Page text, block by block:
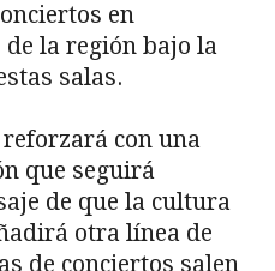
en
la región bajo la
salas.
reforzará con una
que seguirá
de que la cultura
otra línea de
de conciertos salen